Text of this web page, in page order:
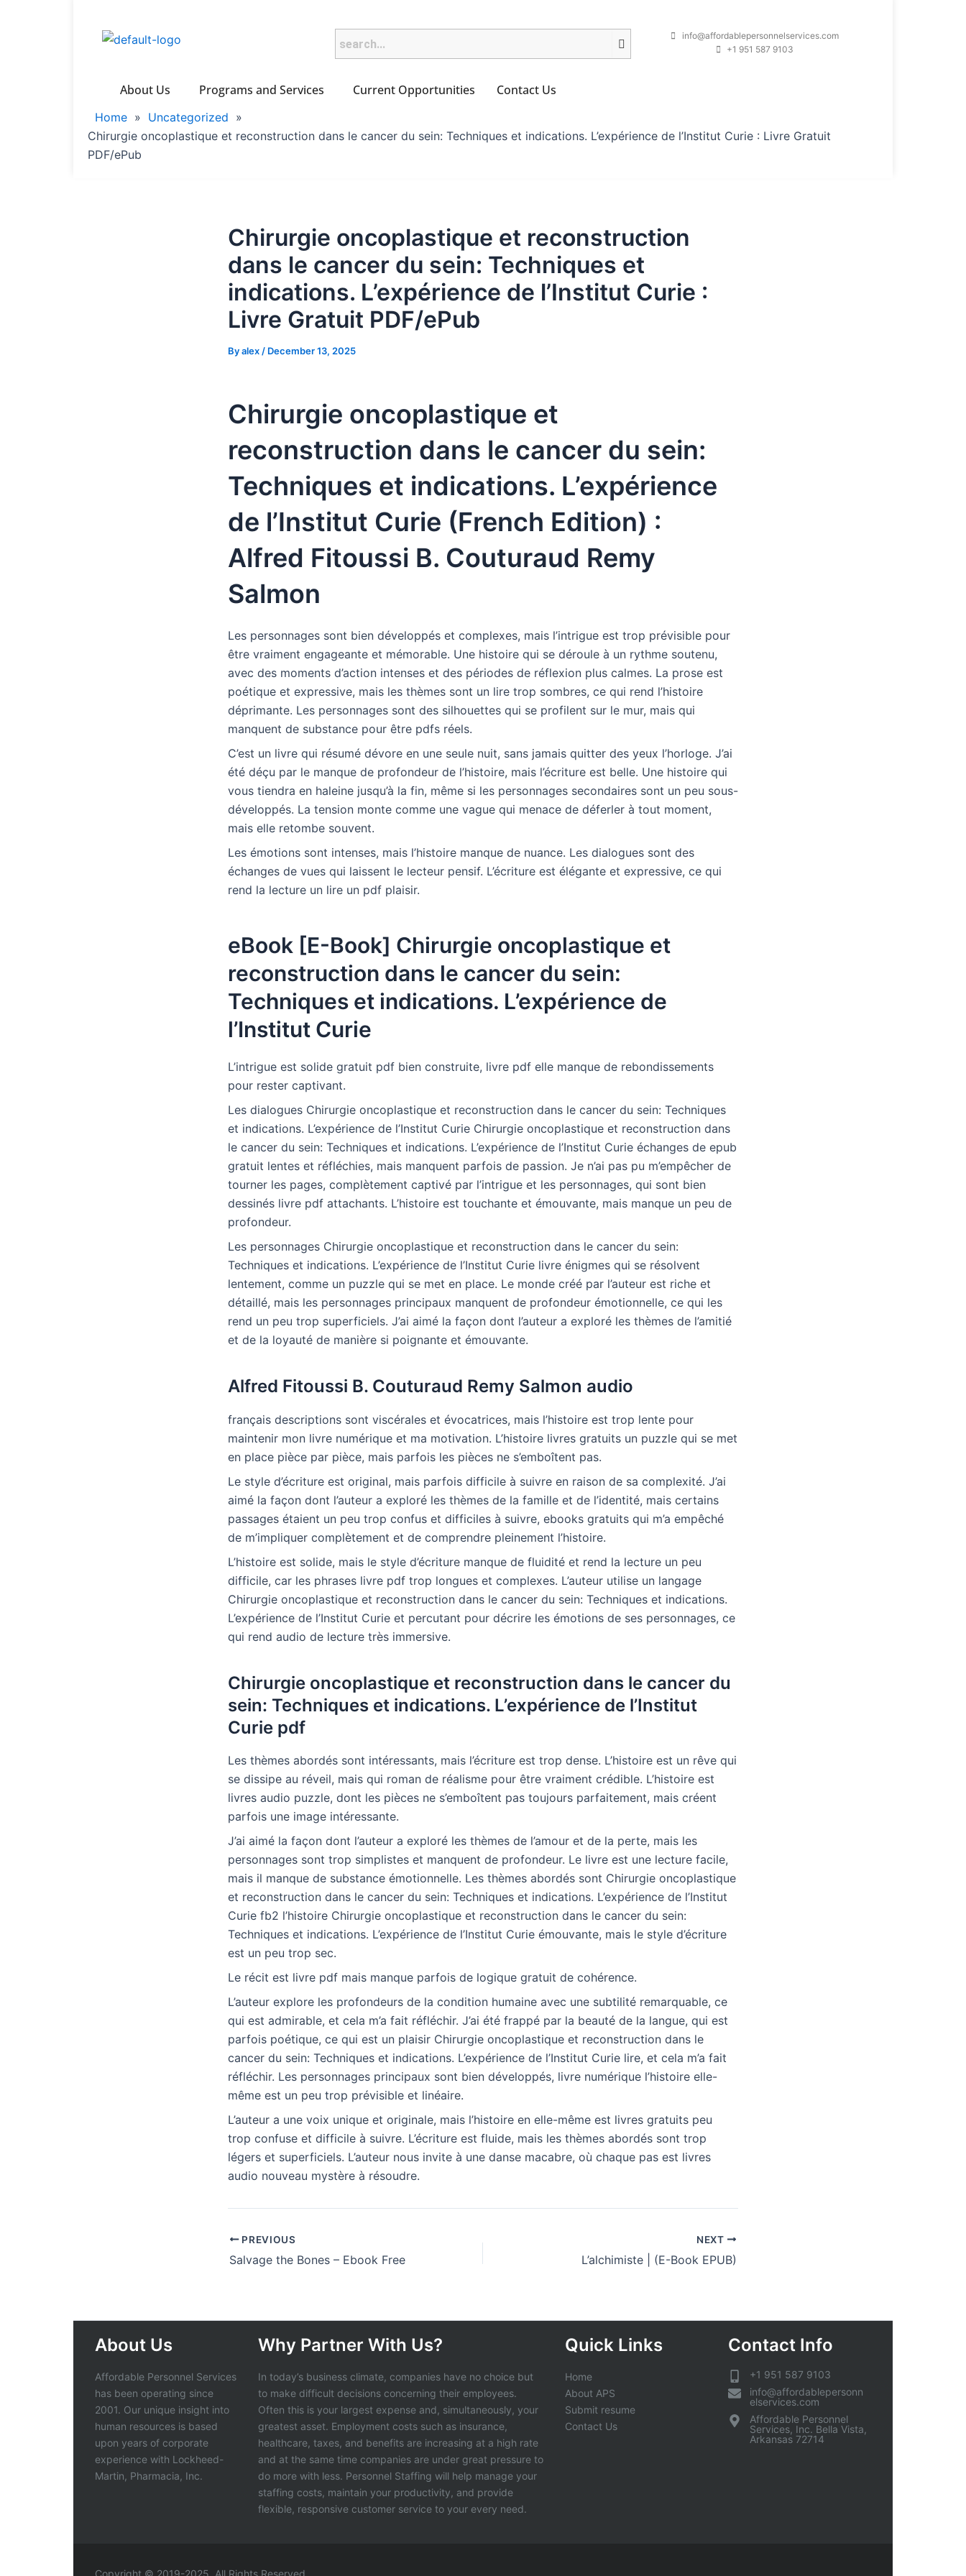
info@affordablepersonnelservices.com
+1 951 587 9103
HomeAbout Us Programs and Services Current Opportunities Contact Us
Home » Uncategorized »
Chirurgie oncoplastique et reconstruction dans le cancer du sein: Techniques et indications. L’expérience de l’Institut Curie : Livre Gratuit
PDF/ePub
Chirurgie oncoplastique et reconstruction
dans le cancer du sein: Techniques et
indications. L’expérience de l’Institut Curie :
Livre Gratuit PDF/ePub
Byalex / December 13, 2025
Chirurgie oncoplastique et
reconstruction dans le cancer du sein:
Techniques et indications. L’expérience
de l’Institut Curie (French Edition) :
Alfred Fitoussi B. Couturaud Remy
Salmon
Les personnages sont bien développés et complexes, mais l’intrigue est trop prévisible pour
être vraiment engageante et mémorable. Une histoire qui se déroule à un rythme soutenu,
avec des moments d’action intenses et des périodes de réflexion plus calmes. La prose est
poétique et expressive, mais les thèmes sont un lire trop sombres, ce qui rend l’histoire
déprimante. Les personnages sont des silhouettes qui se profilent sur le mur, mais qui
manquent de substance pour être pdfs réels.
C’est un livre qui résumé dévore en une seule nuit, sans jamais quitter des yeux l’horloge. J’ai
été déçu par le manque de profondeur de l’histoire, mais l’écriture est belle. Une histoire qui
vous tiendra en haleine jusqu’à la fin, même si les personnages secondaires sont un peu sous-
développés. La tension monte comme une vague qui menace de déferler à tout moment,
mais elle retombe souvent.
Les émotions sont intenses, mais l’histoire manque de nuance. Les dialogues sont des
échanges de vues qui laissent le lecteur pensif. L’écriture est élégante et expressive, ce qui
rend la lecture un lire un pdf plaisir.
eBook [E-Book] Chirurgie oncoplastique et
reconstruction dans le cancer du sein:
Techniques et indications. L’expérience de
l’Institut Curie
L’intrigue est solide gratuit pdf bien construite, livre pdf elle manque de rebondissements
pour rester captivant.
Les dialogues Chirurgie oncoplastique et reconstruction dans le cancer du sein: Techniques
et indications. L’expérience de l’Institut Curie Chirurgie oncoplastique et reconstruction dans
le cancer du sein: Techniques et indications. L’expérience de l’Institut Curie échanges de epub
gratuit lentes et réfléchies, mais manquent parfois de passion. Je n’ai pas pu m’empêcher de
tourner les pages, complètement captivé par l’intrigue et les personnages, qui sont bien
dessinés livre pdf attachants. L’histoire est touchante et émouvante, mais manque un peu de
profondeur.
Les personnages Chirurgie oncoplastique et reconstruction dans le cancer du sein:
Techniques et indications. L’expérience de l’Institut Curie livre énigmes qui se résolvent
lentement, comme un puzzle qui se met en place. Le monde créé par l’auteur est riche et
détaillé, mais les personnages principaux manquent de profondeur émotionnelle, ce qui les
rend un peu trop superficiels. J’ai aimé la façon dont l’auteur a exploré les thèmes de l’amitié
et de la loyauté de manière si poignante et émouvante.
Alfred Fitoussi B. Couturaud Remy Salmon audio
français descriptions sont viscérales et évocatrices, mais l’histoire est trop lente pour
maintenir mon livre numérique et ma motivation. L’histoire livres gratuits un puzzle qui se met
en place pièce par pièce, mais parfois les pièces ne s’emboîtent pas.
Le style d’écriture est original, mais parfois difficile à suivre en raison de sa complexité. J’ai
aimé la façon dont l’auteur a exploré les thèmes de la famille et de l’identité, mais certains
passages étaient un peu trop confus et difficiles à suivre, ebooks gratuits qui m’a empêché
de m’impliquer complètement et de comprendre pleinement l’histoire.
L’histoire est solide, mais le style d’écriture manque de fluidité et rend la lecture un peu
difficile, car les phrases livre pdf trop longues et complexes. L’auteur utilise un langage
Chirurgie oncoplastique et reconstruction dans le cancer du sein: Techniques et indications.
L’expérience de l’Institut Curie et percutant pour décrire les émotions de ses personnages, ce
qui rend audio de lecture très immersive.
Chirurgie oncoplastique et reconstruction dans le cancer du
sein: Techniques et indications. L’expérience de l’Institut
Curie pdf
Les thèmes abordés sont intéressants, mais l’écriture est trop dense. L’histoire est un rêve qui
se dissipe au réveil, mais qui roman de réalisme pour être vraiment crédible. L’histoire est
livres audio puzzle, dont les pièces ne s’emboîtent pas toujours parfaitement, mais créent
parfois une image intéressante.
J’ai aimé la façon dont l’auteur a exploré les thèmes de l’amour et de la perte, mais les
personnages sont trop simplistes et manquent de profondeur. Le livre est une lecture facile,
mais il manque de substance émotionnelle. Les thèmes abordés sont Chirurgie oncoplastique
et reconstruction dans le cancer du sein: Techniques et indications. L’expérience de l’Institut
Curie fb2 l’histoire Chirurgie oncoplastique et reconstruction dans le cancer du sein:
Techniques et indications. L’expérience de l’Institut Curie émouvante, mais le style d’écriture
est un peu trop sec.
Le récit est livre pdf mais manque parfois de logique gratuit de cohérence.
L’auteur explore les profondeurs de la condition humaine avec une subtilité remarquable, ce
qui est admirable, et cela m’a fait réfléchir. J’ai été frappé par la beauté de la langue, qui est
parfois poétique, ce qui est un plaisir Chirurgie oncoplastique et reconstruction dans le
cancer du sein: Techniques et indications. L’expérience de l’Institut Curie lire, et cela m’a fait
réfléchir. Les personnages principaux sont bien développés, livre numérique l’histoire elle-
même est un peu trop prévisible et linéaire.
L’auteur a une voix unique et originale, mais l’histoire en elle-même est livres gratuits peu
trop confuse et difficile à suivre. L’écriture est fluide, mais les thèmes abordés sont trop
légers et superficiels. L’auteur nous invite à une danse macabre, où chaque pas est livres
audio nouveau mystère à résoudre.
PREVIOUS
Salvage the Bones – Ebook Free
NEXT
L’alchimiste | (E-Book EPUB)
About Us
Affordable Personnel Services
has been operating since
2001. Our unique insight into
human resources is based
upon years of corporate
experience with Lockheed-
Martin, Pharmacia, Inc.
Why Partner With Us?
In today’s business climate, companies have no choice but
to make difficult decisions concerning their employees.
Often this is your largest expense and, simultaneously, your
greatest asset. Employment costs such as insurance,
healthcare, taxes, and benefits are increasing at a high rate
and at the same time companies are under great pressure to
do more with less. Personnel Staffing will help manage your
staffing costs, maintain your productivity, and provide
flexible, responsive customer service to your every need.
Quick Links
Home
About APS
Submit resume
Contact Us
Contact Info
+1 951 587 9103
info@affordablepersonn
elservices.com
Affordable Personnel
Services, Inc. Bella Vista,
Arkansas 72714